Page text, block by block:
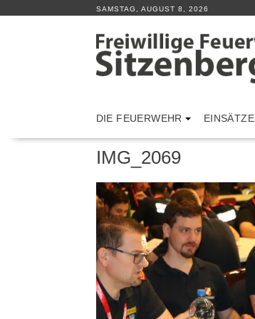
SAMSTAG, AUGUST 8, 2026
DIE FEUERWEHR EINSÄTZE
IMG_2069